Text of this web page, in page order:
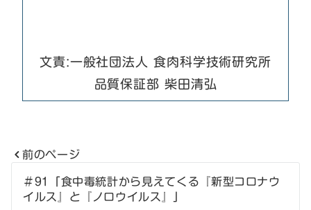
文責:一般社団法人 食肉科学技術研究所
品質保証部 柴田清弘
投
稿
前のページ
＃91「食中毒統計から見えてくる『新型コロナウ
イルス』と『ノロウイルス』」